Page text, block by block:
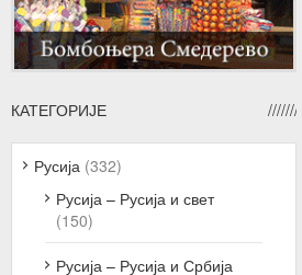
КАТЕГОРИЈЕ
Русија (332)
Русија – Русија и свет
(150)
Русија – Русија и Србија